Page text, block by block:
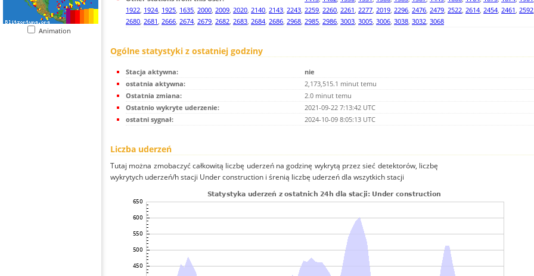
Animation
1922, 1924, 1925, 1635, 2000, 2009, 2020, 2140, 2143, 2243, 2259, 2260, 2261, 2277, 2019, 2296, 2476, 2479, 2522, 2614, 2454, 2461, 2592
2680, 2681, 2666, 2674, 2679, 2682, 2683, 2684, 2686, 2968, 2985, 2986, 3003, 3005, 3006, 3038, 3032, 3068
Ogólne statystyki z ostatniej godziny
Stacja aktywna:
nie
ostatnia aktywna:
2,173,515.1 minut temu
Ostatnia zmiana:
2.0 minut temu
Ostatnio wykryte uderzenie:
2021-09-22 7:13:42 UTC
ostatni sygnał:
2024-10-09 8:05:13 UTC
Liczba uderzeń
Tutaj można zmobaczyć całkowitą liczbę uderzeń na godzinę wykrytą przez sieć detektorów, liczbę
wykrytych uderzeń/h stacji Under construction i śrenią liczbę uderzeń dla wszytkich stacji